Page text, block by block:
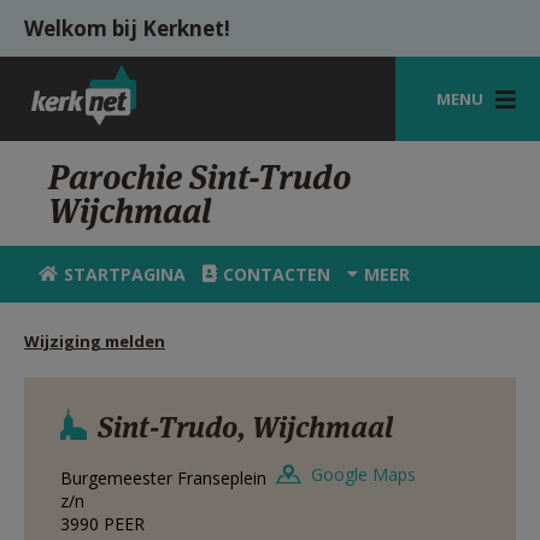
Overslaan en naar de inhoud gaan
Welkom bij Kerknet!
MENU
STARTPAGINA
KERK
VIERINGEN
HULP
MIJN PAROCHIE
AANMELDEN OF REGISTREREN
Parochie Sint-Trudo
Wijchmaal
STARTPAGINA CONTACTEN MEER
Wijziging melden
Sint-Trudo, Wijchmaal
Burgemeester Franseplein
z/n
3990 PEER
Google Maps